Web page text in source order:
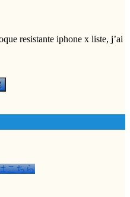
resistante iphone x liste, j’ai